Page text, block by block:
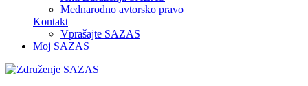
Mednarodno avtorsko pravo
Kontakt
Vprašajte SAZAS
Moj SAZAS